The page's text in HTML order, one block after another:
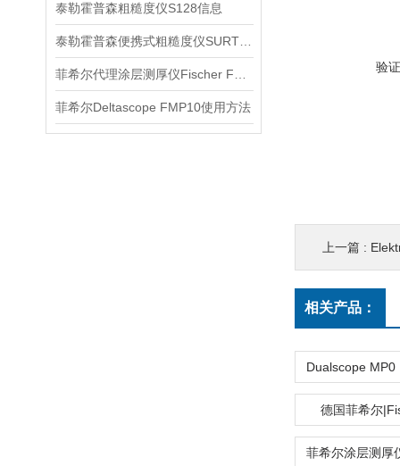
泰勒霍普森粗糙度仪S128信息
菲希尔Deltascope FMP10使用方法
验
上一篇 :
相关产品：
德国菲希尔